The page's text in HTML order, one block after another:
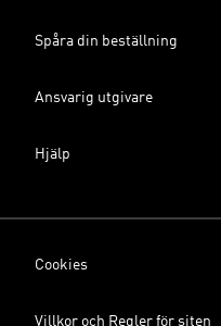
Spåra din beställning
Ansvarig utgivare
Hjälp
Cookies
Villkor och Regler för siten